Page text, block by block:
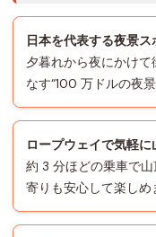
日本を代表する夜景ス
夕暮れから夜にかけ
なす“100 万ドルの夜景
ロープウェイで気軽に
約 3 分ほどの乗車で
寄りも安心して楽しめ